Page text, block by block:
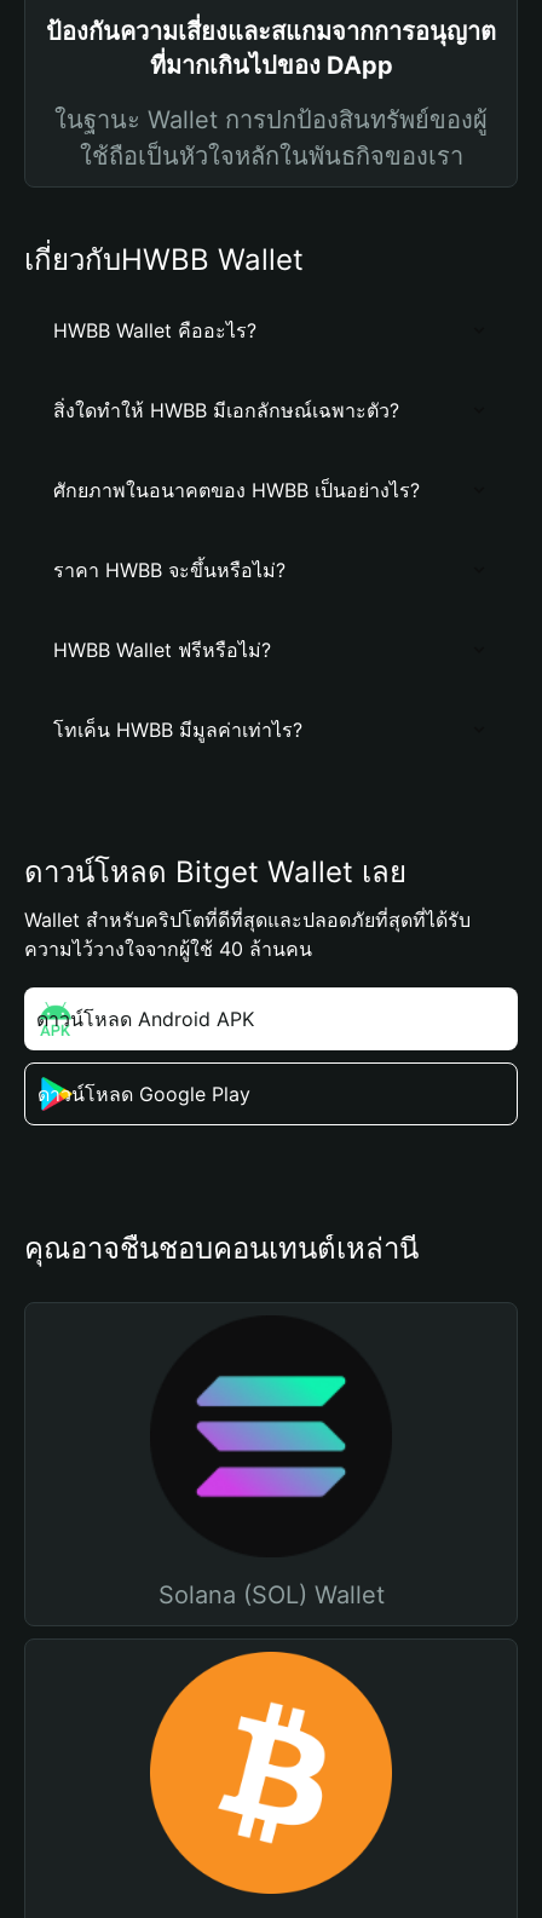
ป้องกันความเสี่ยงและสแกมจากการอนุญาต
ที่มากเกินไปของ DApp
ในฐานะ Wallet การปกป้องสินทรัพย์ของผู้
ใช้ถือเป็นหัวใจหลักในพันธกิจของเรา
เกี่ยวกับHWBB Wallet
HWBB Wallet คืออะไร?
สิ่งใดทำให้ HWBB มีเอกลักษณ์เฉพาะตัว?
ศักยภาพในอนาคตของ HWBB เป็นอย่างไร?
ราคา HWBB จะขึ้นหรือไม่?
HWBB Wallet ฟรีหรือไม่?
โทเค็น HWBB มีมูลค่าเท่าไร?
ดาวน์โหลด Bitget Wallet เลย
Wallet สำหรับคริปโตที่ดีที่สุดและปลอดภัยที่สุดที่ได้รับ
ความไว้วางใจจากผู้ใช้ 40 ล้านคน
ดาวน์โหลด Android APK
ดาวน์โหลด Google Play
คุณอาจชื่นชอบคอนเทนต์เหล่านี้
Solana (SOL) Wallet